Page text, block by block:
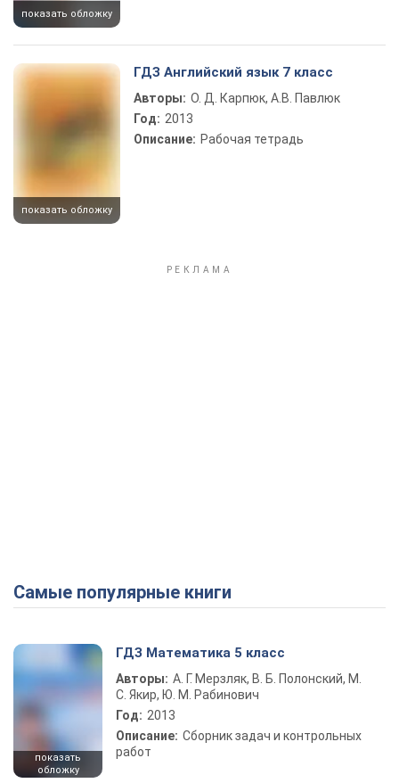
показать обложку
показать обложку
ГДЗ Английский язык 7 класс
Авторы: О. Д. Карпюк, А.В. Павлюк
Год: 2013
Описание: Рабочая тетрадь
Самые популярные книги
показать
обложку
ГДЗ Математика 5 класс
Авторы: А. Г. Мерзляк, В. Б. Полонский, М.
С. Якир, Ю. М. Рабинович
Год: 2013
Описание: Сборник задач и контрольных
работ